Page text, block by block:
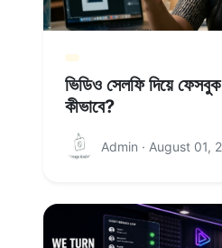
ভিডিও সেলফি দিয়ে
কীভাবে?
Admin · August 01,